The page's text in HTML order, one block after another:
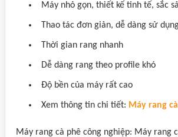
Máy nhỏ gọn, thiết kế tinh tế, sắc
Thao tác đơn giản, dễ dàng sử
Thời gian rang nhanh
Dễ dàng rang theo profile khó
Độ bền của máy rất cao
Xem thông tin chi tiết: Máy rang
Máy rang cà phê công nghiệp: Máy rang